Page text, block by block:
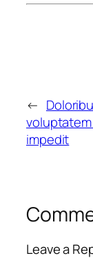
←
impedit
Leave a